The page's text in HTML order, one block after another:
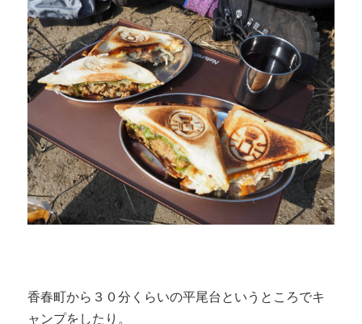
香春町から３０分くらいの平尾台というところでキ
ャンプをしたり。